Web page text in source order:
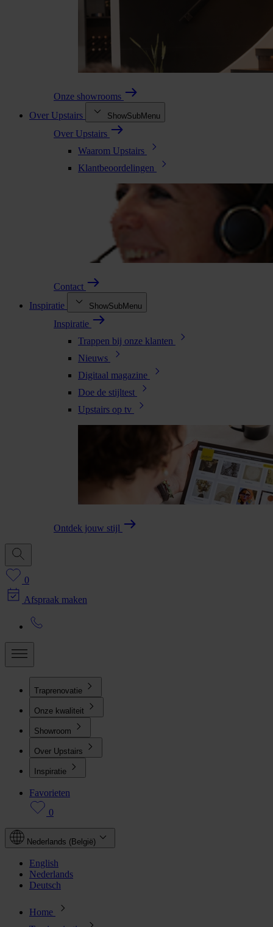
Onze showrooms
Over Upstairs
ShowSubMenu
Over Upstairs
Waarom Upstairs
Klantbeoordelingen
Contact
Inspiratie
ShowSubMenu
Inspiratie
Trappen bij onze klanten
Nieuws
Digitaal magazine
Doe de stijltest
Upstairs op tv
Ontdek jouw stijl
0
Afspraak maken
Traprenovatie
Onze kwaliteit
Showroom
Over Upstairs
Inspiratie
Favorieten
0
Nederlands (België)
English
Nederlands
Deutsch
Home